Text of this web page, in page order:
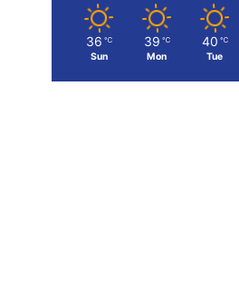
36 ℃
Sun
39 ℃
Mon
40 ℃
Tue